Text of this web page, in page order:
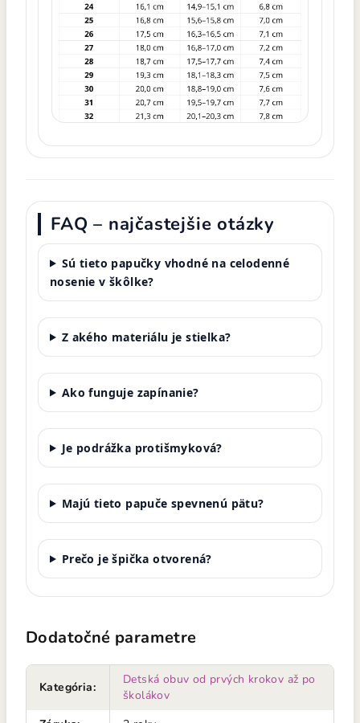
FAQ – najčastejšie otázky
Sú tieto papučky vhodné na celodenné
nosenie v škôlke?
Z akého materiálu je stielka?
Ako funguje zapínanie?
Je podrážka protišmyková?
Majú tieto papuče spevnenú pätu?
Prečo je špička otvorená?
Dodatočné parametre
Kategória:
Detská obuv od prvých krokov až po
školákov